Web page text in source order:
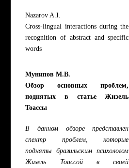
Nazarov A.I.
Cross-lingual interactions during the
recognition of abstract and specific
words
Мунипов М.В.
Обзор основных проблем,
поднятых в статье Жизель
Тоассы
В данном обзоре представлен
спектр проблем, которые
подняты бразильским психологом
Жизель Тоассой в своей